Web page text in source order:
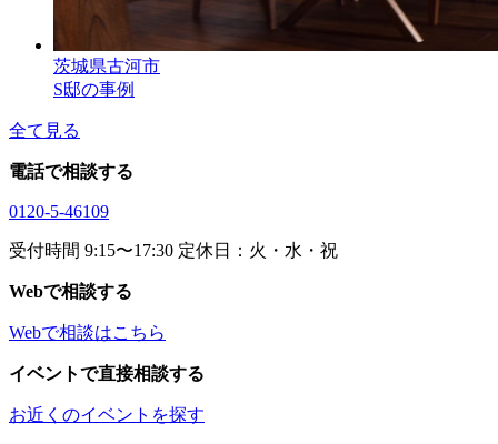
茨城県古河市
S邸の事例
全て見る
電話で相談する
0120-5-46109
受付時間 9:15〜17:30 定休日：火・水・祝
Webで相談する
Webで相談はこちら
イベントで直接相談する
お近くのイベントを探す